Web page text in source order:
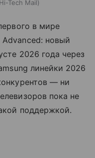
Hi-Tech Mail
в мире
Advanced: новый
2026 года через
линейки 2026
— ни
пока не
поддержкой.